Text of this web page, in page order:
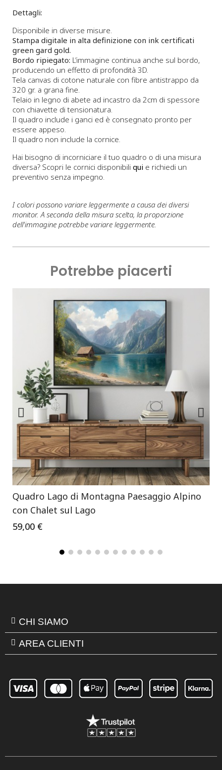
Dettagli:
Disponibile in diverse misure.
Stampa digitale in alta definizione con ink certificati
green gard gold.
Bordo ripiegato: L’immagine continua anche sul bordo,
producendo un effetto di profondità 3D.
Tela canvas di cotone naturale con fibre antistrappo da
320 gr. a grana fine.
Telaio in legno di abete ad incastro da 2cm di spessore
con chiavette di tensionatura.
Il quadro include i ganci ed è consegnato pronto per
essere appeso.
Il quadro non include la cornice.
Hai bisogno di incorniciare il tuo quadro o di una misura
diversa? Scopri le cornici disponibili qui e richiedi un
preventivo senza impegno.
I colori possono variare leggermente a causa dei diversi
monitor. A seconda della misura scelta, la proporzione
dell'immagine potrebbe variare leggermente.
Potrebbe piacerti
Quadro Lago di Montagna Paesaggio Alpino
con Chalet sul Lago
59,00 €
CHI SIAMO
AREA CLIENTI